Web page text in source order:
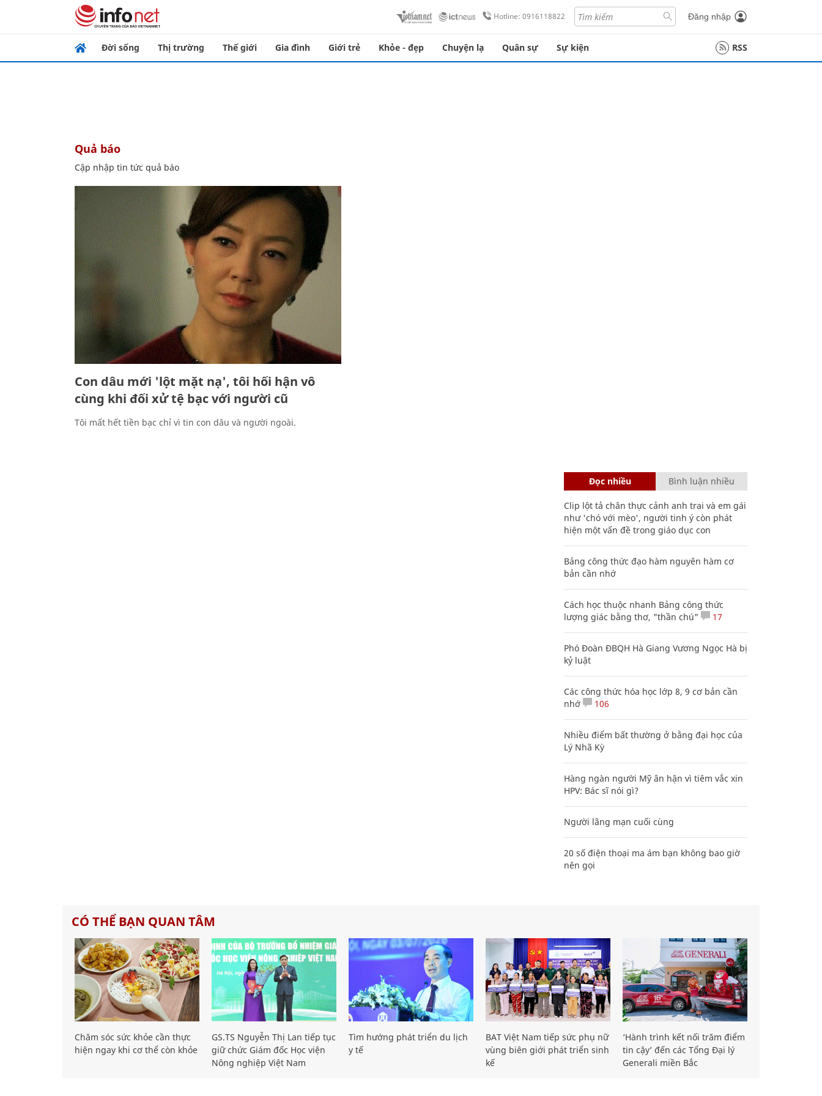
Hotline: 0916118822 Đăng nhập
Đời sống Thị trường Thế giới Gia đình Giới trẻ Khỏe - đẹp Chuyện lạ Quân sự Sự kiện RSS
quả báo
Cập nhập tin tức quả báo
Con dâu mới 'lột mặt nạ', tôi hối hận vô
cùng khi đối xử tệ bạc với người cũ
Tôi mất hết tiền bạc chỉ vì tin con dâu và người ngoài.
Đọc nhiều Bình luận nhiều
Clip lột tả chân thực cảnh anh trai và em gái
như 'chó với mèo', người tinh ý còn phát
hiện một vấn đề trong giáo dục con
Bảng công thức đạo hàm nguyên hàm cơ
bản cần nhớ
Cách học thuộc nhanh Bảng công thức
lượng giác bằng thơ, "thần chú"
17
Phó Đoàn ĐBQH Hà Giang Vương Ngọc Hà bị
kỷ luật
Các công thức hóa học lớp 8, 9 cơ bản cần
nhớ
106
Nhiều điểm bất thường ở bằng đại học của
Lý Nhã Kỳ
Hàng ngàn người Mỹ ân hận vì tiêm vắc xin
HPV: Bác sĩ nói gì?
Người lãng mạn cuối cùng
20 số điện thoại ma ám bạn không bao giờ
nên gọi
CÓ THỂ BẠN QUAN TÂM
Chăm sóc sức khỏe cần thực
hiện ngay khi cơ thể còn khỏe
GS.TS Nguyễn Thị Lan tiếp tục
giữ chức Giám đốc Học viện
Nông nghiệp Việt Nam
Tìm hướng phát triển du lịch
y tế
BAT Việt Nam tiếp sức phụ nữ
vùng biên giới phát triển sinh
kế
‘Hành trình kết nối trăm điểm
tin cậy’ đến các Tổng Đại lý
Generali miền Bắc